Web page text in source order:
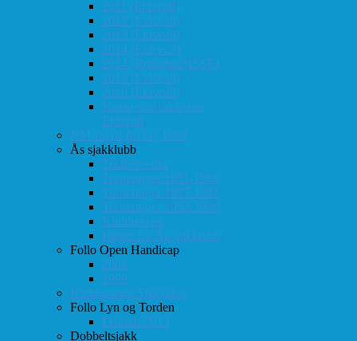
2011 (Eidsvoll)
2012 (Eidsvoll)
2013 (Eidsvoll)
2014 (Eidsvoll)
2014 (Rokaden/NSSF)
2015 (Eidsvoll)
2016 (Eidsvoll)
Kamp-statistikk mot
Eidsvoll
NM-finale for lag 1998
Ås sjakklubb
Totaloversikt
Turneringer 1981-1986
Turneringer 1987-1991
Turneringer 1992-1996
Klubbaviser
Partier fra Ås sjakklubb
Follo Open Handicap
2001
1999
Klubbavisen Sjakkalen
Follo Lyn og Torden
Februar 2013
Dobbeltsjakk